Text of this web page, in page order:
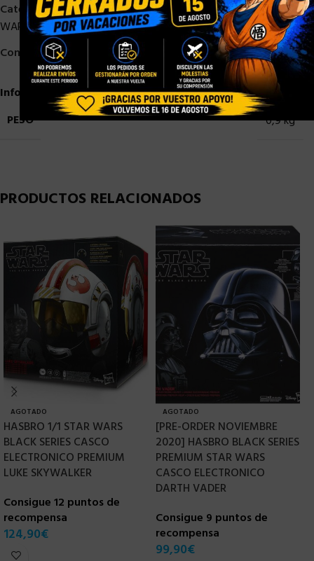
Categorías:Black Series Star Wars HASBRO HASBRO STAR
WARS,HASBRO STOCK,STAR WARS ,STOCK/DISPONIBLE
Compartir:
Información adicional
PESO
0,9 kg
PRODUCTOS RELACIONADOS
AGOTADO
HASBRO 1/1 STAR WARS
BLACK SERIES CASCO
ELECTRONICO PREMIUM
LUKE SKYWALKER
Consigue 12 puntos de
recompensa
124,90€
AGOTADO
[PRE-ORDER NOVIEMBRE
2020] HASBRO BLACK SERIES
PREMIUM STAR WARS
CASCO ELECTRONICO
DARTH VADER
Consigue 9 puntos de
recompensa
99,90€